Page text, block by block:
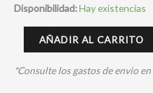
Disponibilidad:Hay existencias
AÑADIR AL CARRITO
*Consulte los gastos de envio en